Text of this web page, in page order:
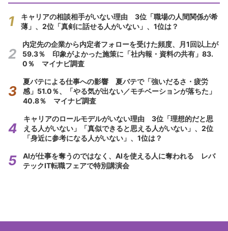
キャリアの相談相手がいない理由 3位「職場の人間関係が希
薄」、2位「真剣に話せる人がいない」、1位は？
内定先の企業から内定者フォローを受けた頻度、月1回以上が
59.3％ 印象がよかった施策に「社内報・資料の共有」83.
0％ マイナビ調査
夏バテによる仕事への影響 夏バテで「強いだるさ・疲労
感」51.0％、「やる気が出ない／モチベーションが落ちた」
40.8％ マイナビ調査
キャリアのロールモデルがいない理由 3位「理想的だと思
える人がいない」「真似できると思える人がいない」、2位
「身近に参考になる人がいない」、1位は？
AIが仕事を奪うのではなく、AIを使える人に奪われる レバ
テックIT転職フェアで特別講演会